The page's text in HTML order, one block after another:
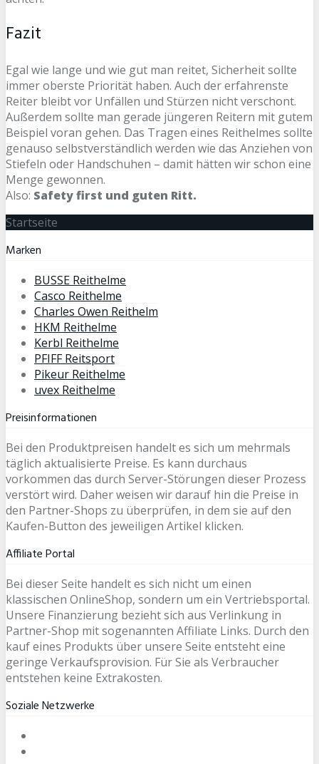
Fazit
Egal wie lange und wie gut man reitet, Sicherheit sollte
immer oberste Priorität haben. Auch der erfahrenste
Reiter bleibt vor Unfällen und Stürzen nicht verschont.
Außerdem sollte man gerade jüngeren Reitern mit gutem
Beispiel voran gehen. Das Tragen eines Reithelmes sollte
genauso selbstverständlich werden wie das Anziehen von
Stiefeln oder Handschuhen – damit hätten wir schon eine
Menge gewonnen.
Also: Safety first und guten Ritt.
Startseite
Marken
BUSSE Reithelme
Casco Reithelme
Charles Owen Reithelm
HKM Reithelme
Kerbl Reithelme
PFIFF Reitsport
Pikeur Reithelme
uvex Reithelme
Preisinformationen
Bei den Produktpreisen handelt es sich um mehrmals
täglich aktualisierte Preise. Es kann durchaus
vorkommen das durch Server-Störungen dieser Prozess
verstört wird. Daher weisen wir darauf hin die Preise in
den Partner-Shops zu überprüfen, in dem sie auf den
Kaufen-Button des jeweiligen Artikel klicken.
Affiliate Portal
Bei dieser Seite handelt es sich nicht um einen
klassischen OnlineShop, sondern um ein Vertriebsportal.
Unsere Finanzierung bezieht sich aus Verlinkung in
Partner-Shop mit sogenannten Affiliate Links. Durch den
kauf eines Produkts über unsere Seite entsteht eine
geringe Verkaufsprovision. Für Sie als Verbraucher
entstehen keine Extrakosten.
Soziale Netzwerke